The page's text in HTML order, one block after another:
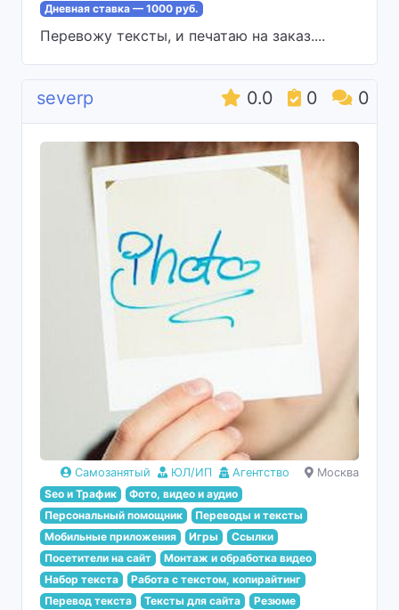
Дневная ставка — 1000 руб.
Перевожу тексты, и печатаю на заказ....
0.0 0 0
severp
Самозанятый ЮЛ/ИП Агентство
Москва
Seo и Трафик
Фото, видео и аудио
Персональный помощник
Переводы и тексты
Мобильные приложения
Игры
Ссылки
Посетители на сайт
Монтаж и обработка видео
Набор текста
Работа с текстом, копирайтинг
Перевод текста
Тексты для сайта
Резюме